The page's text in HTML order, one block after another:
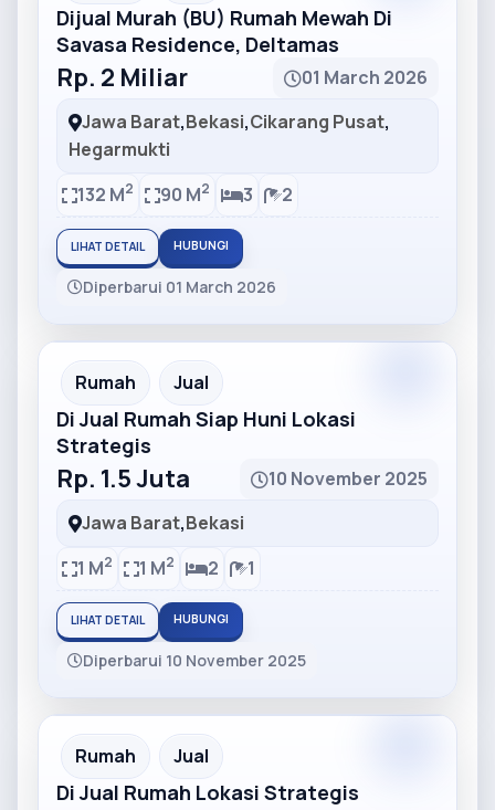
Dijual Murah (BU) Rumah Mewah Di
Savasa Residence, Deltamas
Rp. 2 Miliar
01 March 2026
Jawa Barat,Bekasi,Cikarang Pusat,
Hegarmukti
132 M2 90 M2 3 2
LIHAT DETAIL HUBUNGI
Diperbarui 01 March 2026
Partner Ad
Rumah Jual
Di Jual Rumah Siap Huni Lokasi
Strategis
Rp. 1.5 Juta
10 November 2025
Jawa Barat,Bekasi
1 M2 1 M2 2 1
LIHAT DETAIL HUBUNGI
Diperbarui 10 November 2025
Partner Ad
Rumah Jual
Di Jual Rumah Lokasi Strategis